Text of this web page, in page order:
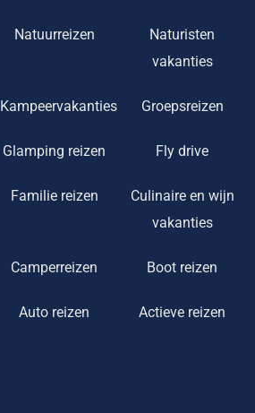
Natuurreizen
Naturisten
vakanties
Kampeervakanties Groepsreizen
Glamping reizen Fly drive
Familie reizen
Culinaire en wijn
vakanties
Camperreizen Boot reizen
Auto reizen Actieve reizen